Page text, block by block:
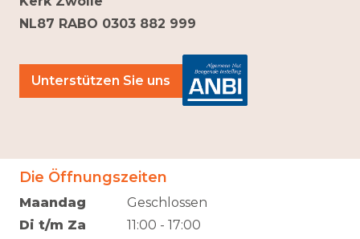
Die Öffnungszeiten
Maandag
Di t/m Za
Geschlossen
11:00 - 17:00
NL87 RABO 0303 882 999
Unterstützen Sie uns